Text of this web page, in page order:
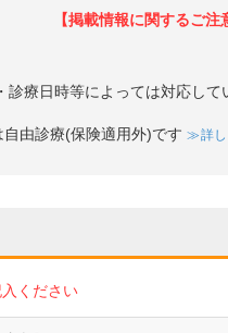
【掲載情報に関するご注
診療日時等によっては対応して
自由診療(保険適用外)です 詳
ください